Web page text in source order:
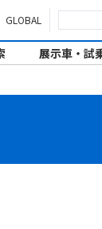
GLOBAL
展示車・試